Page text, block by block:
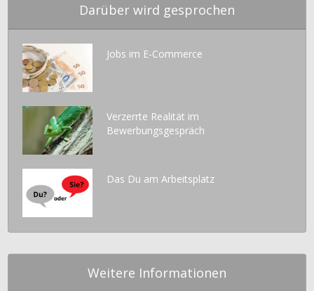
Darüber wird gesprochen
Jobs im E-Commerce
Verzerrte Realität im
Bewerbungsgespräch
Das Du am Arbeitsplatz
Weitere Informationen